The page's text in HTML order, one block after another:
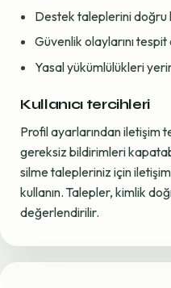
Destek taleplerini doğru
Güvenlik olaylarını
Yasal yükümlülükleri
Kullanıcı tercihleri
Profil ayarlarından iletişim
gereksiz bildirimleri
silme talepleriniz için
kullanın. Talepler, kimlik
değerlendirilir.